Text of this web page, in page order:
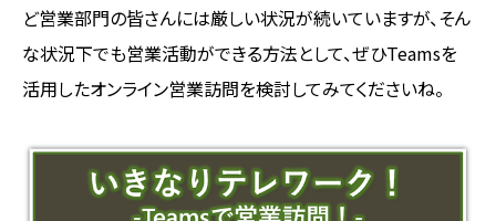
ど営業部門の皆さんには厳しい状況が続いていますが、そん
な状況下でも営業活動ができる方法として、ぜひTeamsを
活用したオンライン営業訪問を検討してみてくださいね。